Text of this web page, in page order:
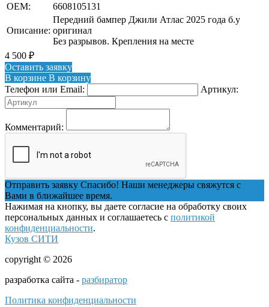
OEM:
6608105131
Описание:
Передний бампер Джили Атлас 2025 года б.у
оригинал
Без разрывов. Крепления на месте
4 500 ₽
Оставить заявку
В корзине В корзину
Телефон или Email:
Артикул:
Комментарий:
Отправить заявку Спасибо! Наши менеджеры свяжутся с
Вами в ближайшее время.
Нажимая на кнопку, вы даете согласие на обработку своих
персональных данных и соглашаетесь с политикой
конфиденциальности.
Кузов СИТИ
copyright © 2026
разработка сайта - разбиратор
Политика конфиденциальности